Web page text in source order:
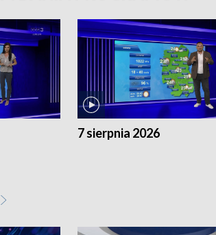
7 sierpnia 2026